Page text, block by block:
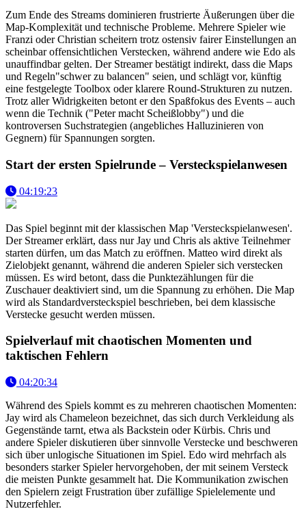
Zum Ende des Streams dominieren frustrierte Äußerungen über die
Map-Komplexität und technische Probleme. Mehrere Spieler wie
Franzi oder Christian scheitern trotz ostensiv fairer Einstellungen an
scheinbar offensichtlichen Verstecken, während andere wie Edo als
unauffindbar gelten. Der Streamer bestätigt indirekt, dass die Maps
und Regeln"schwer zu balancen" seien, und schlägt vor, künftig
eine festgelegte Toolbox oder klarere Round-Strukturen zu nutzen.
Trotz aller Widrigkeiten betont er den Spaßfokus des Events – auch
wenn die Technik ("Peter macht Scheißlobby") und die
kontroversen Suchstrategien (angebliches Halluzinieren von
Gegnern) für Spannungen sorgten.
Start der ersten Spielrunde – Versteckspielanwesen
04:19:23
Das Spiel beginnt mit der klassischen Map 'Versteckspielanwesen'.
Der Streamer erklärt, dass nur Jay und Chris als aktive Teilnehmer
starten dürfen, um das Match zu eröffnen. Matteo wird direkt als
Zielobjekt genannt, während die anderen Spieler sich verstecken
müssen. Es wird betont, dass die Punktezählungen für die
Zuschauer deaktiviert sind, um die Spannung zu erhöhen. Die Map
wird als Standardversteckspiel beschrieben, bei dem klassische
Verstecke gesucht werden müssen.
Spielverlauf mit chaotischen Momenten und
taktischen Fehlern
04:20:34
Während des Spiels kommt es zu mehreren chaotischen Momenten:
Jay wird als Chameleon bezeichnet, das sich durch Verkleidung als
Gegenstände tarnt, etwa als Backstein oder Kürbis. Chris und
andere Spieler diskutieren über sinnvolle Verstecke und beschweren
sich über unlogische Situationen im Spiel. Edo wird mehrfach als
besonders starker Spieler hervorgehoben, der mit seinem Versteck
die meisten Punkte gesammelt hat. Die Kommunikation zwischen
den Spielern zeigt Frustration über zufällige Spielelemente und
Nutzerfehler.